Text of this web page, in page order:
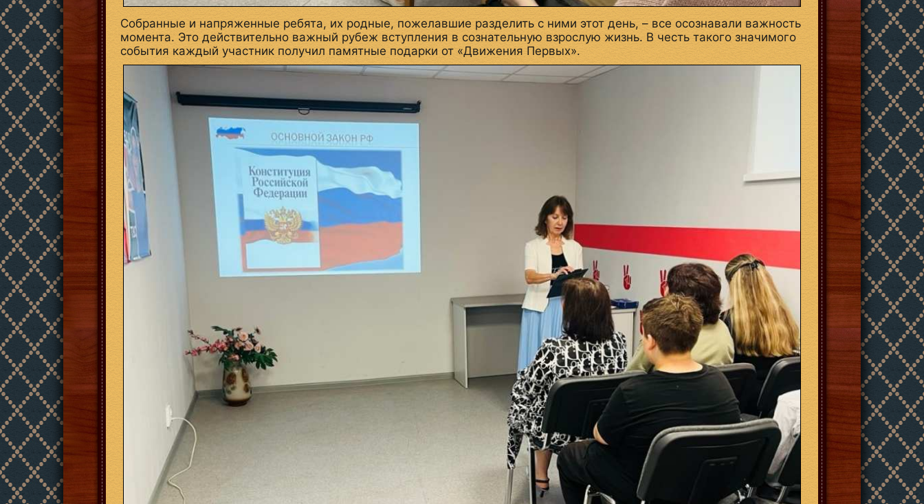
Собранные и напряженные ребята, их родные, пожелавшие разделить с ними этот день, – все осознавали важность
момента. Это действительно важный рубеж вступления в сознательную взрослую жизнь. В честь такого значимого
события каждый участник получил памятные подарки от «Движения Первых».